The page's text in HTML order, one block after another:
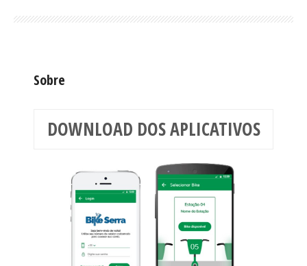
Sobre
DOWNLOAD DOS APLICATIVOS